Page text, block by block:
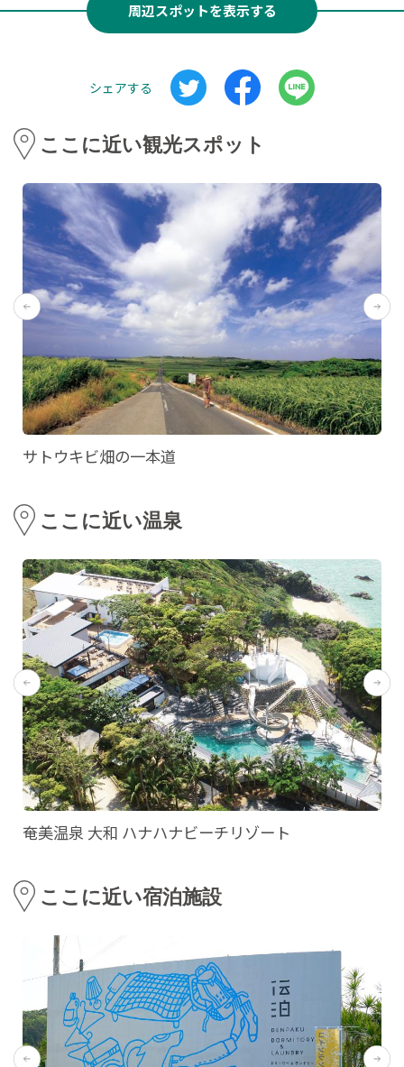
周辺スポットを表示する
シェアする
ここに近い観光スポット
サトウキビ畑の一本道
ここに近い温泉
奄美温泉 大和 ハナハナビーチリゾート
ここに近い宿泊施設